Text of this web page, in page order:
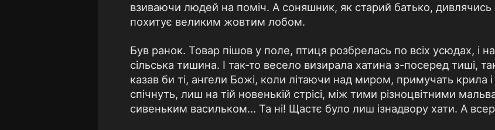
взиваючи людей на поміч. А соняшник, як старий батько,
похитує великим жовтим лобом.
Був ранок. Товар пішов у поле, птиця розбрелась по всіх усюдах, і
сільська тишина. І так-то весело визирала хатина з-посеред тиші,
казав би ті, ангели Божі, коли літаючи над миром, примучать крила
спічнуть, лиш на тій новенькій стрісі, між тими різноцвітними
сивеньким васильком... Та ні! Щастє було лиш ізнадвору хати. А